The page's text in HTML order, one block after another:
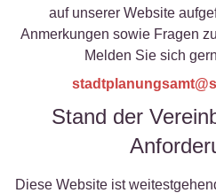
auf unserer Website
Anmerkungen sowie Fragen
Melden Sie sich
Stand der
Diese Website ist